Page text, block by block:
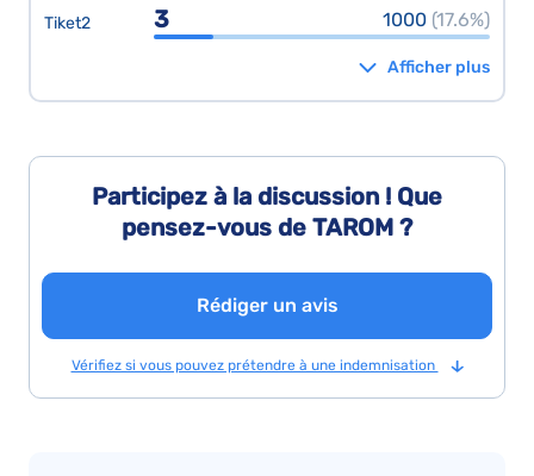
Tiket2 3 1000 (17.6%)
Afficher plus
Participez à la discussion ! Que
pensez-vous de TAROM ?
Rédiger un avis
Vérifiez si vous pouvez prétendre à une indemnisation